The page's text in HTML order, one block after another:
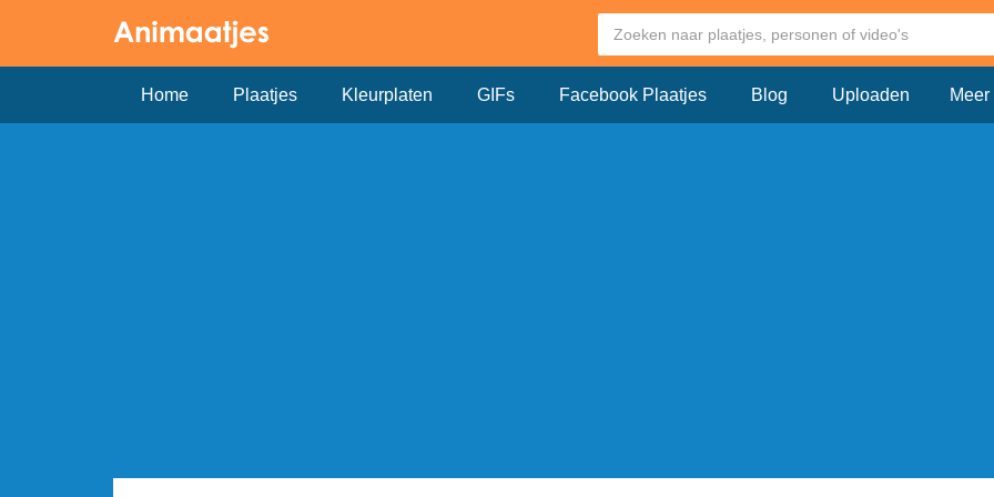
Home Plaatjes Kleurplaten GIFs Facebook Plaatjes Blog Uploaden Meer